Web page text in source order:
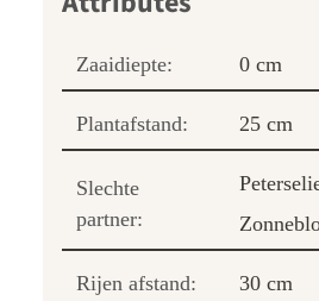
Zaaidiepte: 0 cm
Plantafstand: 25 cm
Slechte
partner:
Rijen afstand: 30 cm